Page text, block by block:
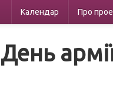
Календар Про
День